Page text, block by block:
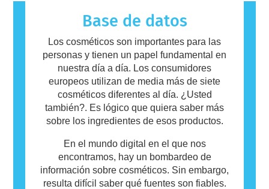
de cuidado personal pueden contener
ingredientes que pueden resultar alergénicos
para algunas personas. Esto no significa que
el producto no sea seguro para que otros lo
utilicen.
Base de datos
Los cosméticos son importantes para las
personas y tienen un papel fundamental en
nuestra día a día. Los consumidores
europeos utilizan de media más de siete
cosméticos diferentes al día. ¿Usted
también?. Es lógico que quiera saber más
sobre los ingredientes de esos productos.
En el mundo digital en el que nos
encontramos, hay un bombardeo de
información sobre cosméticos. Sin embargo,
resulta difícil saber qué fuentes son fiables.